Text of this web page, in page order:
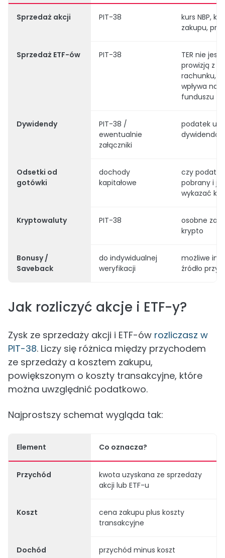
Sprzedaż akcji PIT-38
kurs NBP,
zakupu,
Sprzedaż ETF-ów PIT-38
TER nie jest
prowizją z
rachunku,
wpływa na
funduszu
Dywidendy
PIT-38 /
ewentualnie
załączniki
podatek u
dywidenda
Odsetki od
gotówki
dochody
kapitałowe
czy podatek
pobrany i jak
wykazać
Kryptowaluty PIT-38
osobne
krypto
Bonusy /
Saveback
do indywidualnej
weryfikacji
możliwe
źródło
Jak rozliczyć akcje i ETF-y?
Zysk ze sprzedaży akcji i ETF-ów rozliczasz w
PIT-38. Liczy się różnica między przychodem
ze sprzedaży a kosztem zakupu,
powiększonym o koszty transakcyjne, które
można uwzględnić podatkowo.
Najprostszy schemat wygląda tak:
Element Co oznacza?
Przychód
kwota uzyskana ze sprzedaży
akcji lub ETF-u
Koszt
cena zakupu plus koszty
transakcyjne
Dochód przychód minus koszt